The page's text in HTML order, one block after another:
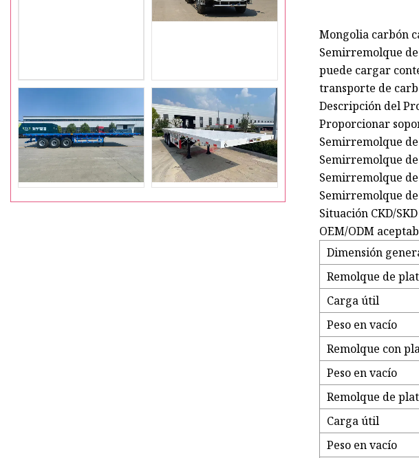
Mongolia carbón
Semirremolque
puede cargar
transporte de
Descripción del
Proporcionar
Semirremolque
Semirremolque
Semirremolque
Semirremolque
Situación CKD/
OEM/ODM
Dimensión
Remolque de
Carga útil
Peso en vacío
Remolque con
Peso en vacío
Remolque de
Carga útil
Peso en vacío